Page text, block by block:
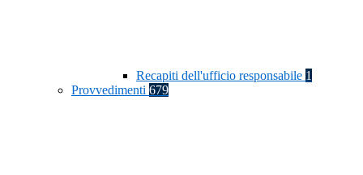
Recapiti dell'ufficio responsabile 1
Provvedimenti 679